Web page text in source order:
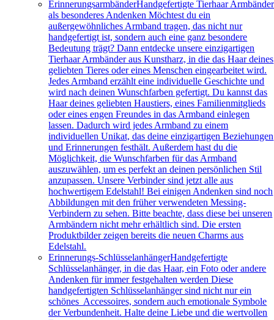
ErinnerungsarmbänderHandgefertigte Tierhaar Armbänder
als besonderes Andenken Möchtest du ein
außergewöhnliches Armband tragen, das nicht nur
handgefertigt ist, sondern auch eine ganz besondere
Bedeutung trägt? Dann entdecke unsere einzigartigen
Tierhaar Armbänder aus Kunstharz, in die das Haar deines
geliebten Tieres oder eines Menschen eingearbeitet wird.
Jedes Armband erzählt eine individuelle Geschichte und
wird nach deinen Wunschfarben gefertigt. Du kannst das
Haar deines geliebten Haustiers, eines Familienmitglieds
oder eines engen Freundes in das Armband einlegen
lassen. Dadurch wird jedes Armband zu einem
individuellen Unikat, das deine einzigartigen Beziehungen
und Erinnerungen festhält. Außerdem hast du die
Möglichkeit, die Wunschfarben für das Armband
auszuwählen, um es perfekt an deinen persönlichen Stil
anzupassen. Unsere Verbinder sind jetzt alle aus
hochwertigem Edelstahl! Bei einigen Andenken sind noch
Abbildungen mit den früher verwendeten Messing-
Verbindern zu sehen. Bitte beachte, dass diese bei unseren
Armbändern nicht mehr erhältlich sind. Die ersten
Produktbilder zeigen bereits die neuen Charms aus
Edelstahl.
Erinnerungs-SchlüsselanhängerHandgefertigte
Schlüsselanhänger, in die das Haar, ein Foto oder andere
Andenken für immer festgehalten werden Diese
handgefertigten Schlüsselanhänger sind nicht nur ein
schönes Accessoires, sondern auch emotionale Symbole
der Verbundenheit. Halte deine Liebe und die wertvollen